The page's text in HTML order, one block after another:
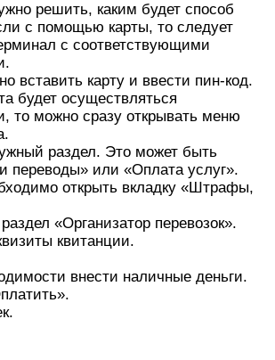
решить, каким будет способ
с помощью карты, то следует
с соответствующими
вставить карту и ввести пин-код.
будет осуществляться
то можно сразу открывать меню
раздел. Это может быть
переводы» или «Оплата услуг».
открыть вкладку «Штрафы,
«Организатор перевозок».
квитанции.
внести наличные деньги.